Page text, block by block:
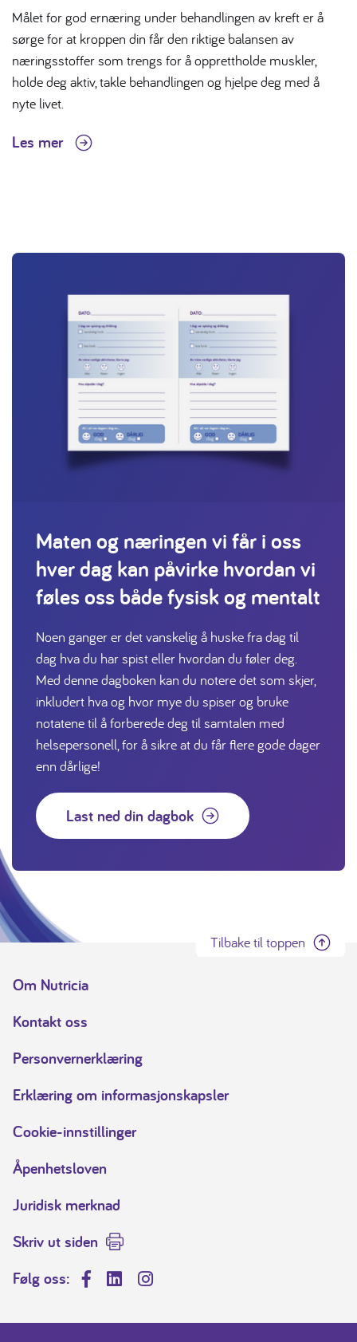
Målet for god ernæring under behandlingen av kreft er å
sørge for at kroppen din får den riktige balansen av
næringsstoffer som trengs for å opprettholde muskler,
holde deg aktiv, takle behandlingen og hjelpe deg med å
nyte livet.
Les mer
Maten og næringen vi får i oss
hver dag kan påvirke hvordan vi
føles oss både fysisk og mentalt
Noen ganger er det vanskelig å huske fra dag til
dag hva du har spist eller hvordan du føler deg.
Med denne dagboken kan du notere det som skjer,
inkludert hva og hvor mye du spiser og bruke
notatene til å forberede deg til samtalen med
helsepersonell, for å sikre at du får flere gode dager
enn dårlige!
Last ned din dagbok
Tilbake til toppen
Om Nutricia
Kontakt oss
Personvernerklæring
Erklæring om informasjonskapsler
Cookie-innstillinger
Åpenhetsloven
Juridisk merknad
Skriv ut siden
Følg oss:
Facebook
LinkedInInstagram